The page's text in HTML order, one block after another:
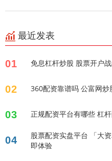
最近发表
01 免息杠杆炒股 股票开户
02 360配资靠谱吗 公富网
03 正规配资平台有哪些 杠
04
股票配资实盘平台 「大
即体验